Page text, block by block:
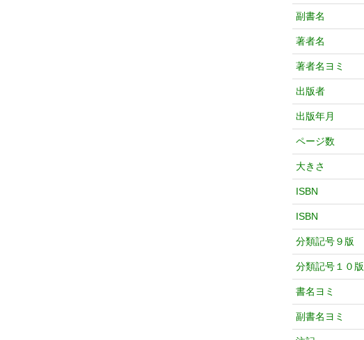
副書名
著者名
著者名ヨミ
出版者
出版年月
ページ数
大きさ
ISBN
ISBN
分類記号９版
分類記号１０版
書名ヨミ
副書名ヨミ